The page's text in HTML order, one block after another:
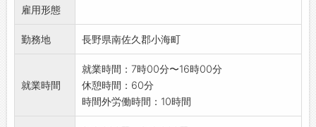
・小包装された製品を出荷ケースへ箱詰め作業
是非ご応募ください。
【変更範囲:変更なし】
雇用形態
勤務地 長野県南佐久郡小海町
就業時間
就業時間：7時00分〜16時00分
休憩時間：60分
時間外労働時間：10時間